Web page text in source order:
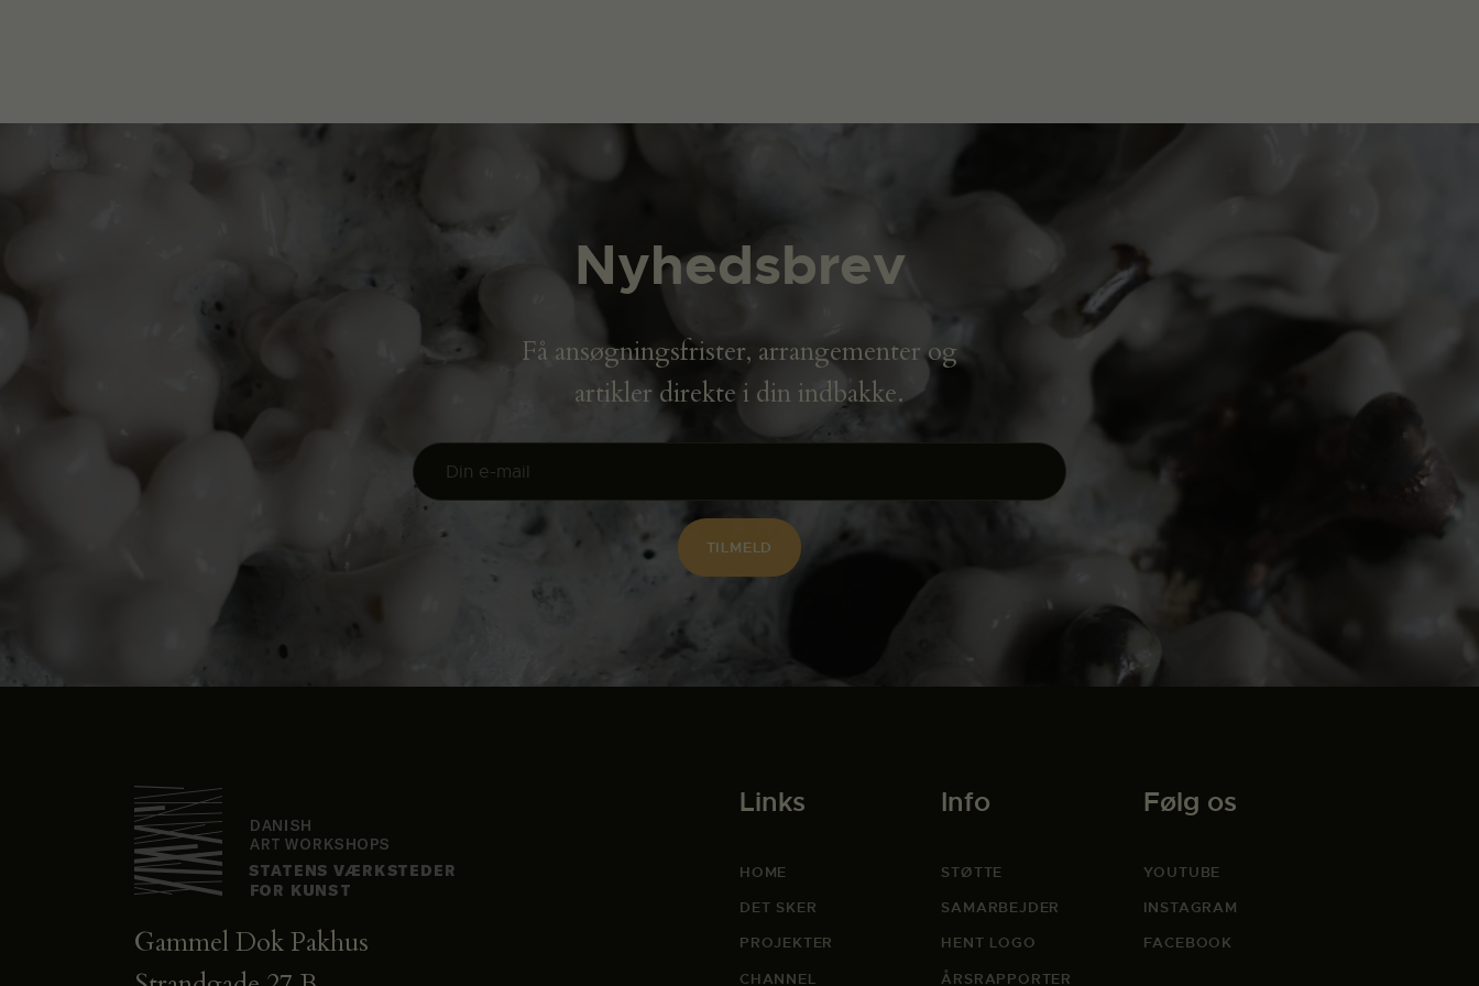
Nyhedsbrev
Få ansøgningsfrister, arrangementer og
artikler direkte i din indbakke.
Gammel Dok Pakhus
Links
HOME
DET SKER
PROJEKTER
CHANNEL
Info
STØTTE
SAMARBEJDER
HENT LOGO
ÅRSRAPPORTER
Følg os
YOUTUBE
INSTAGRAM
FACEBOOK